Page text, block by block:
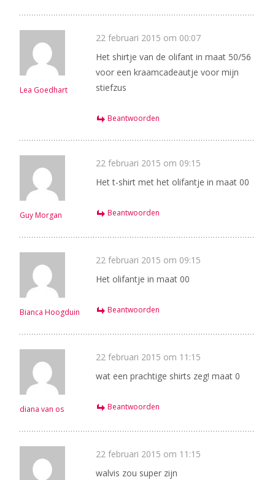
Lea Goedhart
22 februari 2015 om 00:07
Het shirtje van de olifant in maat 50/56
voor een kraamcadeautje voor mijn
stiefzus
Beantwoorden
Guy Morgan
22 februari 2015 om 09:15
Het t-shirt met het olifantje in maat 00
Beantwoorden
Bianca Hoogduin
22 februari 2015 om 09:15
Het olifantje in maat 00
Beantwoorden
diana van os
22 februari 2015 om 11:15
wat een prachtige shirts zeg! maat 0
Beantwoorden
22 februari 2015 om 11:15
walvis zou super zijn